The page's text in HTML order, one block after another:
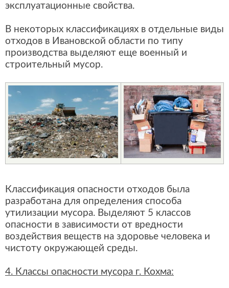
эксплуатационные свойства.
В некоторых классификациях в отдельные виды
отходов в Ивановской области по типу
производства выделяют еще военный и
строительный мусор.
Классификация опасности отходов была
разработана для определения способа
утилизации мусора. Выделяют 5 классов
опасности в зависимости от вредности
воздействия веществ на здоровье человека и
чистоту окружающей среды.
4. Классы опасности мусора г. Кохма: